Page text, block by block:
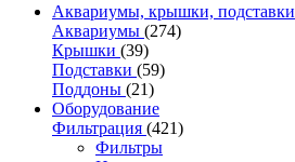
Аквариумы, крышки, подставки
Аквариумы (274)
Крышки (39)
Подставки (59)
Поддоны (21)
Оборудование
Фильтрация (421)
Фильтры